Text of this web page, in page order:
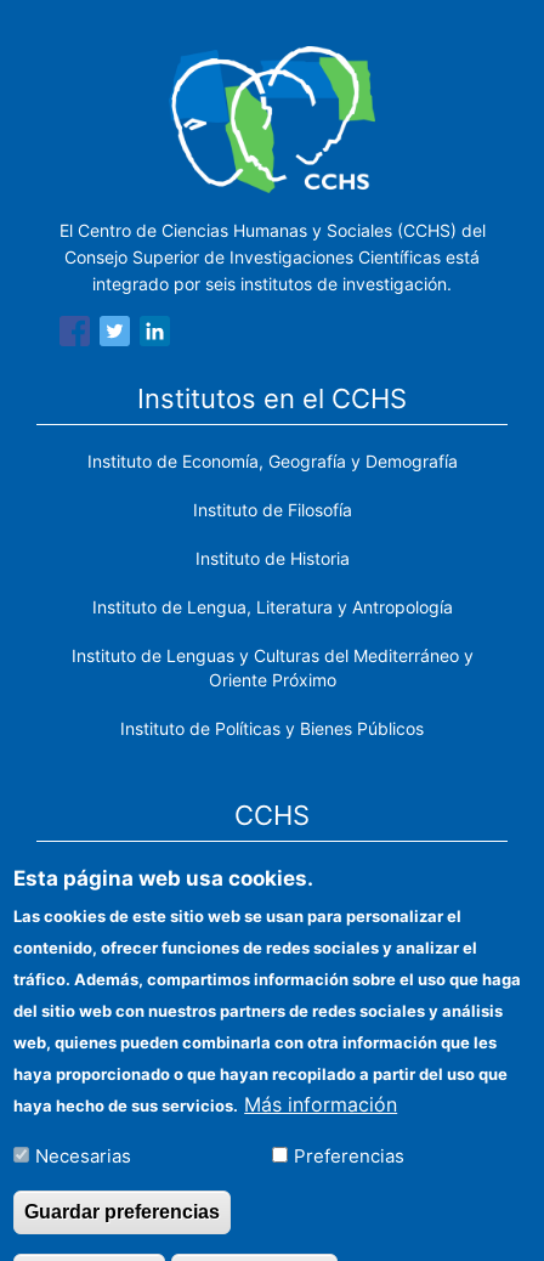
El Centro de Ciencias Humanas y Sociales (CCHS) del
Consejo Superior de Investigaciones Científicas está
integrado por seis institutos de investigación.
Institutos en el CCHS
Instituto de Economía, Geografía y Demografía
Instituto de Filosofía
Instituto de Historia
Instituto de Lengua, Literatura y Antropología
Instituto de Lenguas y Culturas del Mediterráneo y
Oriente Próximo
Instituto de Políticas y Bienes Públicos
CCHS
Sede electrónica CSIC
Identidad institucional
Información para proveedores
Ayudas FEDER
Organismos financiadores
Contacto
Cómo llegar
Esta página web usa cookies.
Las cookies de este sitio web se usan para personalizar el
contenido, ofrecer funciones de redes sociales y analizar el
tráfico. Además, compartimos información sobre el uso que haga
del sitio web con nuestros partners de redes sociales y análisis
web, quienes pueden combinarla con otra información que les
haya proporcionado o que hayan recopilado a partir del uso que
haya hecho de sus servicios. Más información
Necesarias Preferencias
Guardar preferencias